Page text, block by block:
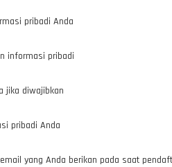
pribadi Anda
informasi pribadi
jika diwajibkan
pribadi Anda
yang Anda berikan pada saat